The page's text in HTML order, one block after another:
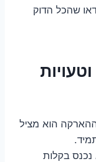
שהכל הדוק
הוא מציל
בקלות